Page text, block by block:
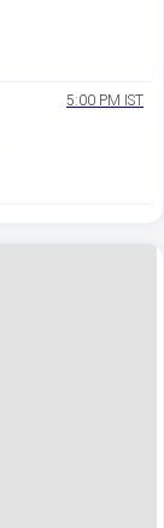
5:00 PM IST